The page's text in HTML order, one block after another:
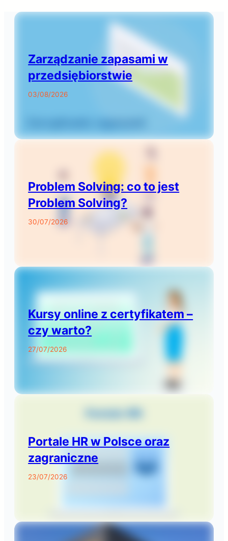
Zarządzanie zapasami w
przedsiębiorstwie
03/08/2026
Problem Solving: co to jest
Problem Solving?
30/07/2026
Kursy online z certyfikatem –
czy warto?
27/07/2026
Portale HR w Polsce oraz
zagraniczne
23/07/2026